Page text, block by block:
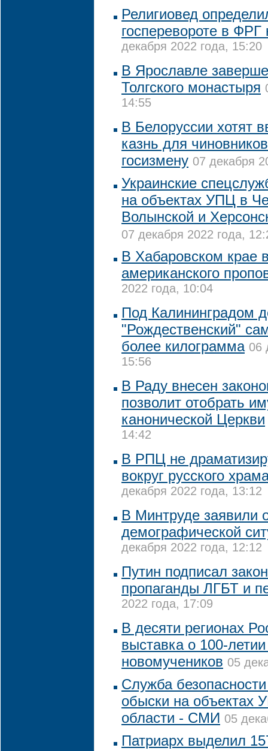
Религиовед
госперевороте в ФРГ
декабря 2022 года, 15:20
В Ярославле
Толгского монастыря
14:55
В Белоруссии хотят
казнь для
госизмену 07 декабря
Украинские
на объектах УПЦ в
Волынской и
07 декабря 2022 года,
В Хабаровском крае
американского
2022 года, 10:04
Под Калининградом
"Рождественский"
более килограмма 06
15:56
В Раду внесен
позволит отобрать
канонической Церкви
14:42
В РПЦ не
вокруг русского
декабря 2022 года, 13:12
В Минтруде заявили
демографической
декабря 2022 года, 12:12
Путин подписал
пропаганды ЛГБТ и
2022 года, 17:09
В десяти регионах
выставка о 100-
новомучеников 05
Служба
обыски на объектах
области - СМИ 05
Патриарх выделил